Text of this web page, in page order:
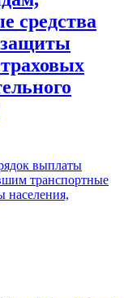
средства
защиты
выплаты
транспортные
населения,